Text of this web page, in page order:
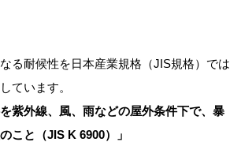
る耐候性を日本産業規格（JIS規格）では
ています。
を紫外線、風、雨などの屋外条件下で、暴
こと（JIS K 6900）」